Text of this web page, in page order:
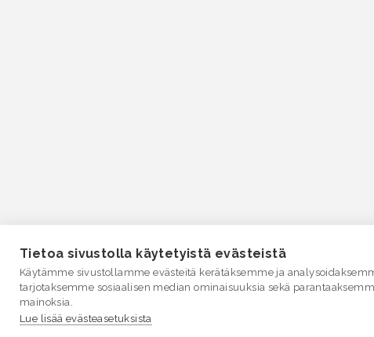
Tietoa sivustolla käytetyistä evästeistä
Käytämme sivustollamme evästeitä kerätäksemme ja
tarjotaksemme sosiaalisen median ominaisuuksia sekä
mainoksia.
Lue lisää evästeasetuksista